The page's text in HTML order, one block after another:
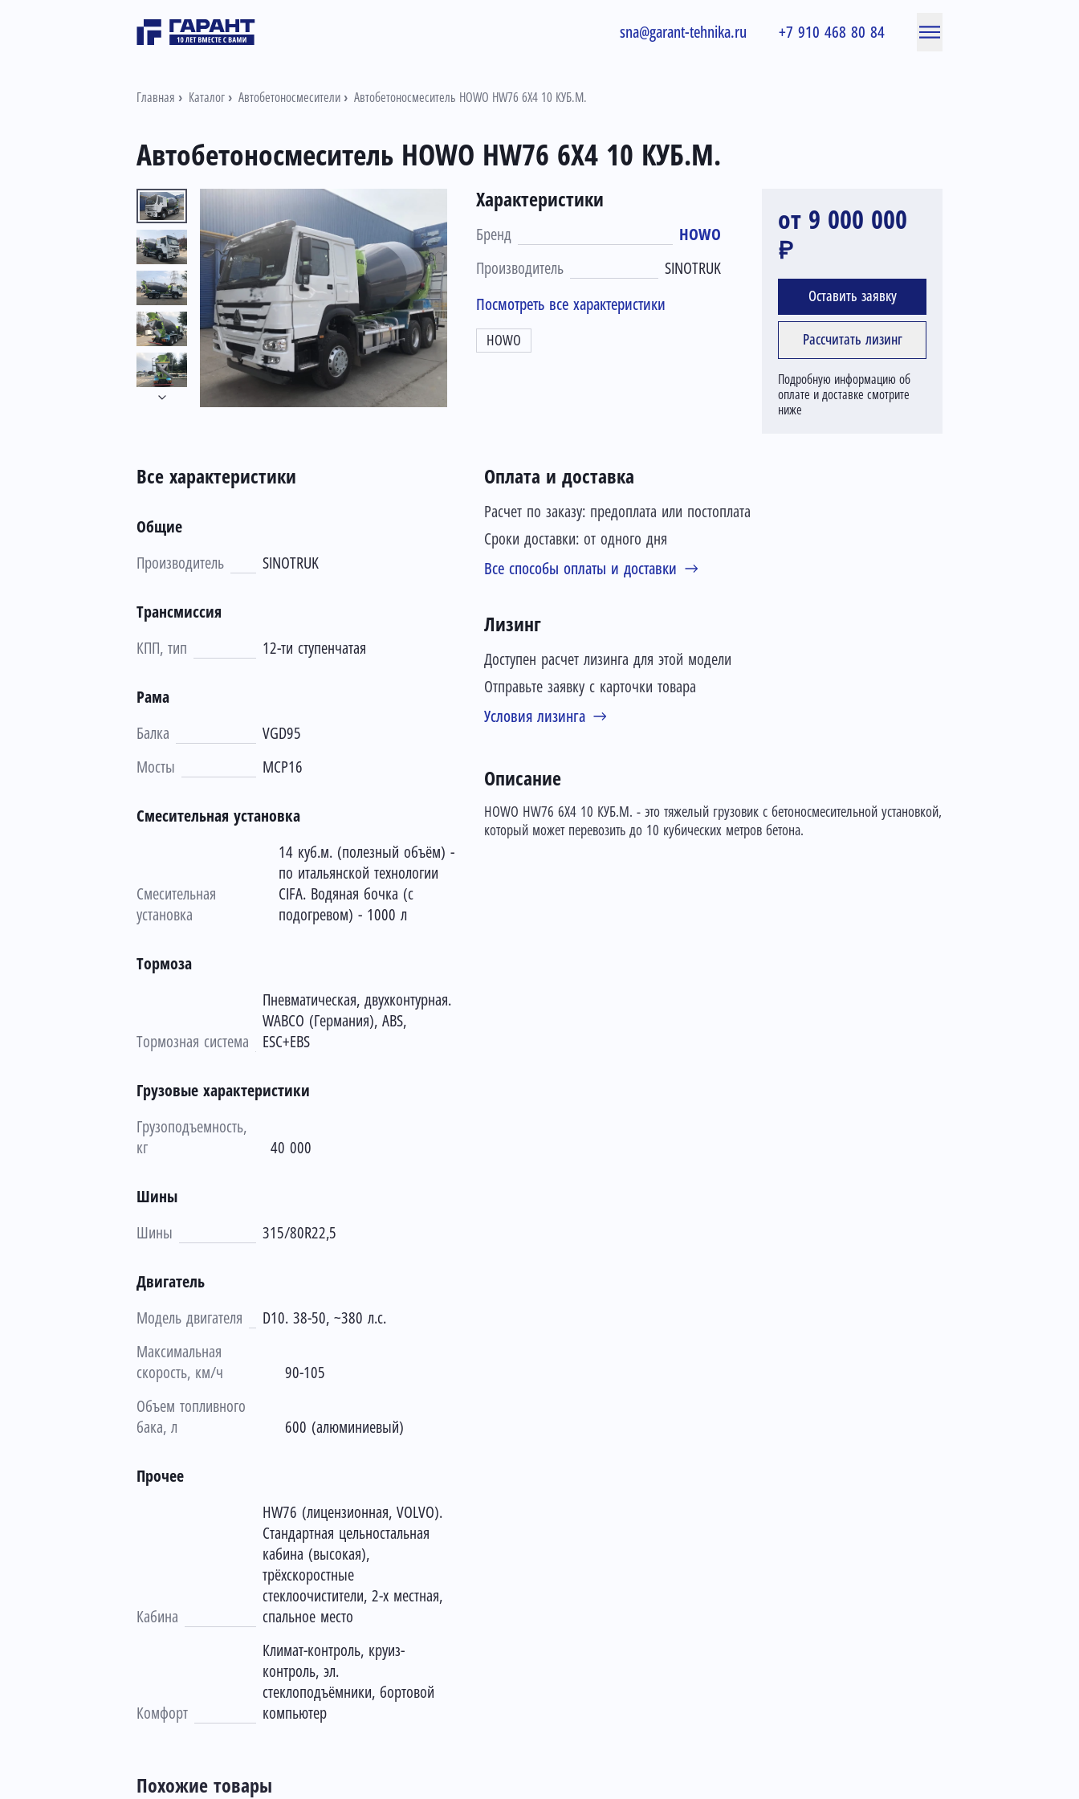
sna@garant-tehnika.ru +7 910 468 80 84
Главная Каталог Автобетоносмесители Автобетоносмеситель HOWO HW76 6X4 10 КУБ.М.
Автобетоносмеситель HOWO HW76 6X4 10 КУБ.М.
Характеристики
Бренд
HOWO
Производитель
SINOTRUK
Посмотреть все характеристики
HOWO
от 9 000 000
₽
Оставить заявку
Рассчитать лизинг
Подробную информацию об
оплате и доставке смотрите
ниже
Все характеристики
Общие
Производитель SINOTRUK
Трансмиссия
КПП, тип 12-ти ступенчатая
Рама
Балка
VGD95
Мосты
MCP16
Смесительная установка
Смесительная
установка
14 куб.м. (полезный объём) -
по итальянской технологии
CIFA. Водяная бочка (с
подогревом) - 1000 л
Тормоза
Тормозная система
Пневматическая, двухконтурная.
WABCO (Германия), ABS,
ESC+EBS
Грузовые характеристики
Грузоподъемность,
кг
40 000
Шины
Шины 315/80R22,5
Двигатель
Модель двигателя
D10. 38-50, ~380 л.с.
Максимальная
скорость, км/ч
90-105
Объем топливного
бака, л
600 (алюминиевый)
Прочее
Кабина
HW76 (лицензионная, VOLVO).
Стандартная цельностальная
кабина (высокая),
трёхскоростные
стеклоочистители, 2-х местная,
спальное место
Комфорт
Климат-контроль, круиз-
контроль, эл.
стеклоподъёмники, бортовой
компьютер
Оплата и доставка
Расчет по заказу: предоплата или постоплата
Сроки доставки: от одного дня
Все способы оплаты и доставки
Лизинг
Доступен расчет лизинга для этой модели
Отправьте заявку с карточки товара
Условия лизинга
Описание
HOWO HW76 6X4 10 КУБ.М. - это тяжелый грузовик с бетоносмесительной установкой,
который может перевозить до 10 кубических метров бетона.
Похожие товары